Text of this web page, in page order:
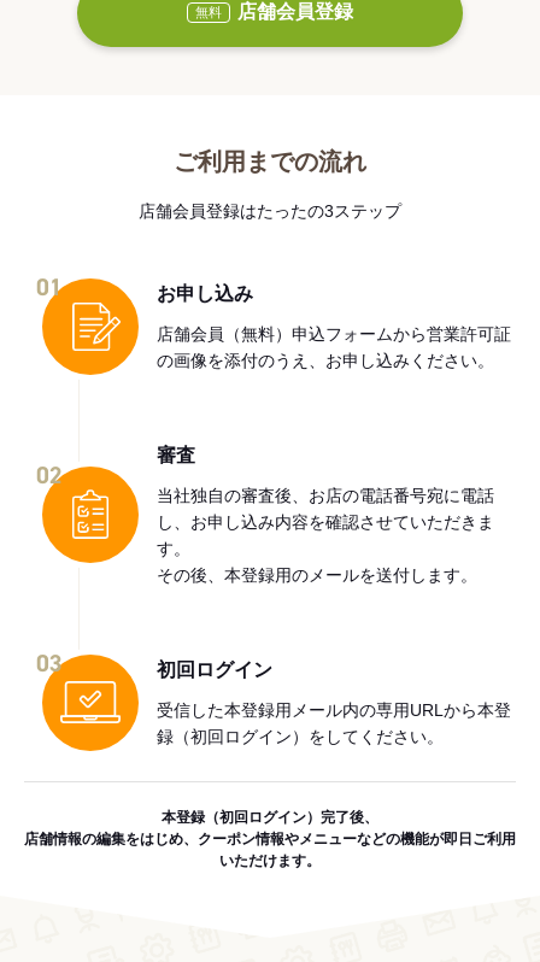
無料 店舗会員登録
ご利用までの流れ
店舗会員登録はたったの3ステップ
01 お申し込み
店舗会員（無料）申込フォームから営業許可証
の画像を添付のうえ、お申し込みください。
02
審査
当社独自の審査後、お店の電話番号宛に電話
し、お申し込み内容を確認させていただきま
す。
その後、本登録用のメールを送付します。
03 初回ログイン
受信した本登録用メール内の専用URLから本登
録（初回ログイン）をしてください。
本登録（初回ログイン）完了後、
店舗情報の編集をはじめ、クーポン情報やメニューなどの機能が即日ご利用
いただけます。